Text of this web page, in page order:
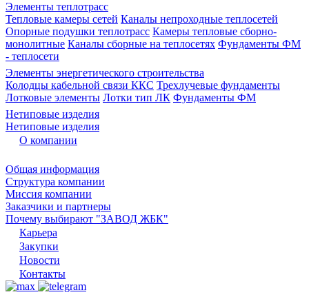
Элементы теплотрасс
Тепловые камеры сетей Каналы непроходные теплосетей
Опорные подушки теплотрасс Камеры тепловые сборно-
монолитные Каналы сборные на теплосетях Фундаменты ФМ
- теплосети
Элементы энергетического строительства
Колодцы кабельной связи ККС Трехлучевые фундаменты
Лотковые элементы Лотки тип ЛК Фундаменты ФМ
Нетиповые изделия
Нетиповые изделия
О компании
Общая информация
Структура компании
Миссия компании
Заказчики и партнеры
Почему выбирают "ЗАВОД ЖБК"
Карьера
Закупки
Новости
Контакты